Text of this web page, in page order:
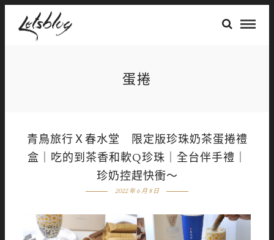
蛋捲
青鳥旅行Ｘ春水堂 限定版珍珠奶茶蛋捲禮
盒｜吃的到茶香和軟Q珍珠｜全台伴手禮｜
珍奶控趕快衝～
2022 年 6 月 8 日